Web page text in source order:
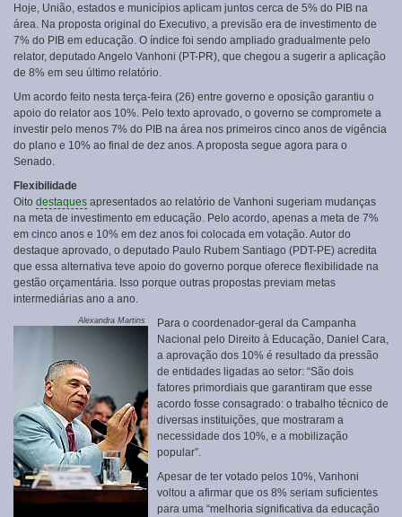
Hoje, União, estados e municípios aplicam juntos cerca de 5% do PIB na
área. Na proposta original do Executivo, a previsão era de investimento de
7% do PIB em educação. O índice foi sendo ampliado gradualmente pelo
relator, deputado Angelo Vanhoni (PT-PR), que chegou a sugerir a aplicação
de 8% em seu último relatório.
Um acordo feito nesta terça-feira (26) entre governo e oposição garantiu o
apoio do relator aos 10%. Pelo texto aprovado, o governo se compromete a
investir pelo menos 7% do PIB na área nos primeiros cinco anos de vigência
do plano e 10% ao final de dez anos. A proposta segue agora para o
Senado.
Flexibilidade
Oito destaques apresentados ao relatório de Vanhoni sugeriam mudanças
na meta de investimento em educação. Pelo acordo, apenas a meta de 7%
em cinco anos e 10% em dez anos foi colocada em votação. Autor do
destaque aprovado, o deputado Paulo Rubem Santiago (PDT-PE) acredita
que essa alternativa teve apoio do governo porque oferece flexibilidade na
gestão orçamentária. Isso porque outras propostas previam metas
intermediárias ano a ano.
Alexandra Martins
Para o coordenador-geral da Campanha
Nacional pelo Direito à Educação, Daniel Cara,
a aprovação dos 10% é resultado da pressão
de entidades ligadas ao setor: “São dois
fatores primordiais que garantiram que esse
acordo fosse consagrado: o trabalho técnico de
diversas instituições, que mostraram a
necessidade dos 10%, e a mobilização
popular”.
Apesar de ter votado pelos 10%, Vanhoni
voltou a afirmar que os 8% seriam suficientes
para uma “melhoria significativa da educação